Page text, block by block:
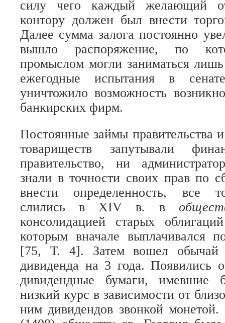
силу чего каждый желающий
контору должен был внести
Далее сумма залога постоянно
вышло распоряжение, по
промыслом могли заниматься
ежегодные испытания в
уничтожило возможность
банкирских фирм.
Постоянные займы правительства
товариществ запутывали
правительство, ни
знали в точности своих прав по
внести определенность, все
слились в XIV в. в
консолидацией старых
которым вначале выплачивался
[75, Т. 4]. Затем вошел обычай
дивиденда на 3 года. Появились
дивидендные бумаги, имевшие
низкий курс в зависимости от
ним дивидендов звонкой